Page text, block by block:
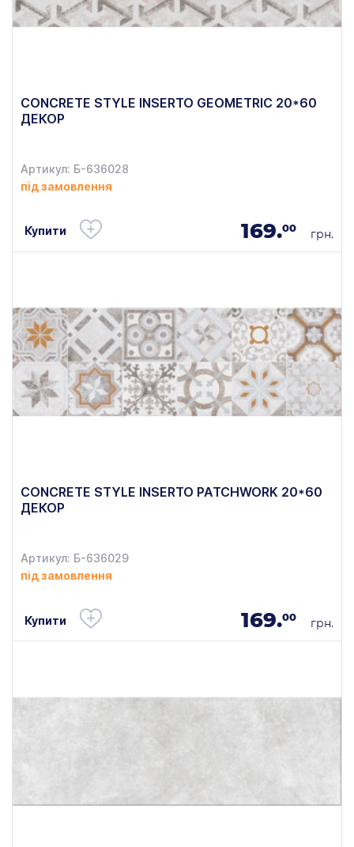
CONCRETE STYLE INSERTO GEOMETRIC 20*60
ДЕКОР
Артикул: Б-636028
під замовлення
Купити 169.00 грн.
CONCRETE STYLE INSERTO PATCHWORK 20*60
ДЕКОР
Артикул: Б-636029
під замовлення
Купити 169.00 грн.